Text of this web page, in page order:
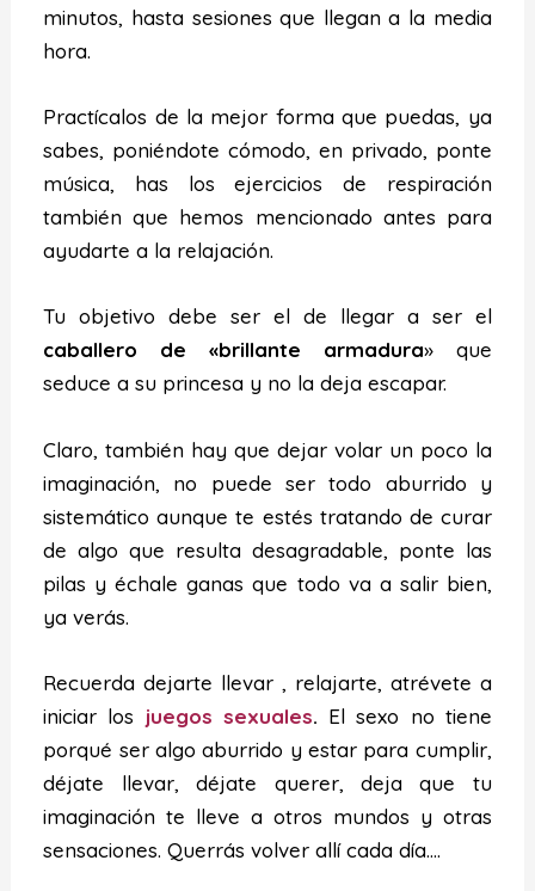
minutos, hasta sesiones que llegan a la media
hora.
Practícalos de la mejor forma que puedas, ya
sabes, poniéndote cómodo, en privado, ponte
música, has los ejercicios de respiración
también que hemos mencionado antes para
ayudarte a la relajación.
Tu objetivo debe ser el de llegar a ser el
caballero de «brillante armadura» que
seduce a su princesa y no la deja escapar.
Claro, también hay que dejar volar un poco la
imaginación, no puede ser todo aburrido y
sistemático aunque te estés tratando de curar
de algo que resulta desagradable, ponte las
pilas y échale ganas que todo va a salir bien,
ya verás.
Recuerda dejarte llevar , relajarte, atrévete a
iniciar los juegos sexuales. El sexo no tiene
porqué ser algo aburrido y estar para cumplir,
déjate llevar, déjate querer, deja que tu
imaginación te lleve a otros mundos y otras
sensaciones. Querrás volver allí cada día….